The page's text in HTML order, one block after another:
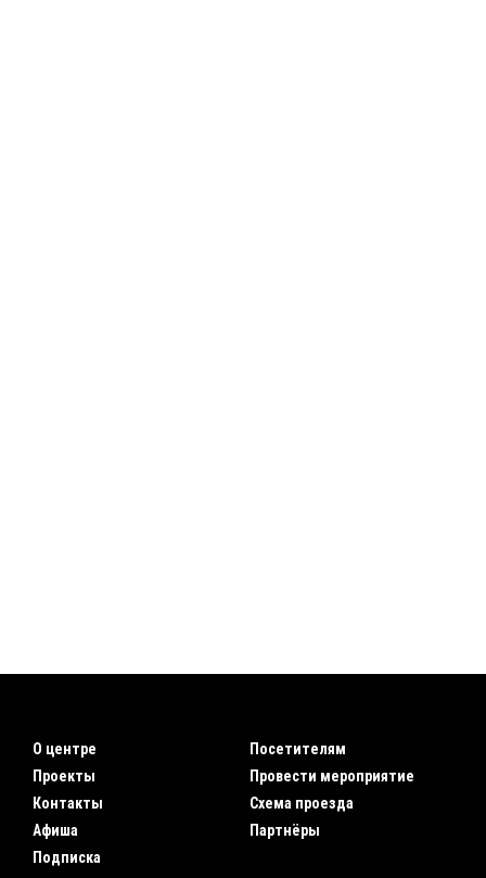
О центре
Проекты
Контакты
Афиша
Подписка
Посетителям
Провести мероприятие
Схема проезда
Партнёры